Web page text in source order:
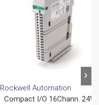
Rockwell Automation
Compact I/O 16Chann.